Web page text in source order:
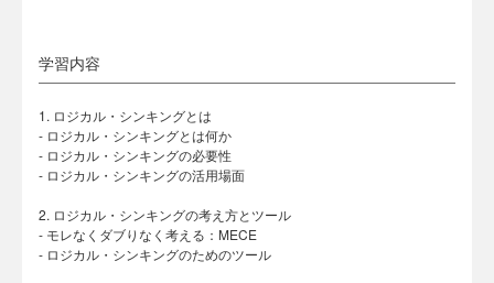
学習内容
1. ロジカル・シンキングとは
- ロジカル・シンキングとは何か
- ロジカル・シンキングの必要性
- ロジカル・シンキングの活用場面
2. ロジカル・シンキングの考え方とツール
- モレなくダブりなく考える：MECE
- ロジカル・シンキングのためのツール